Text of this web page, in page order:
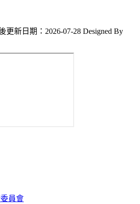
更新日期：2026-07-28 Designed By
員會